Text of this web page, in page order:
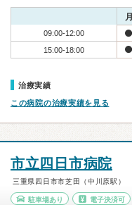
月
09:00-12:00
15:00-18:00
治療実績
この病院の治療実績を見る
市立四日市病院
三重県四日市市芝田（中川原駅）
駐車場あり 電子決済可